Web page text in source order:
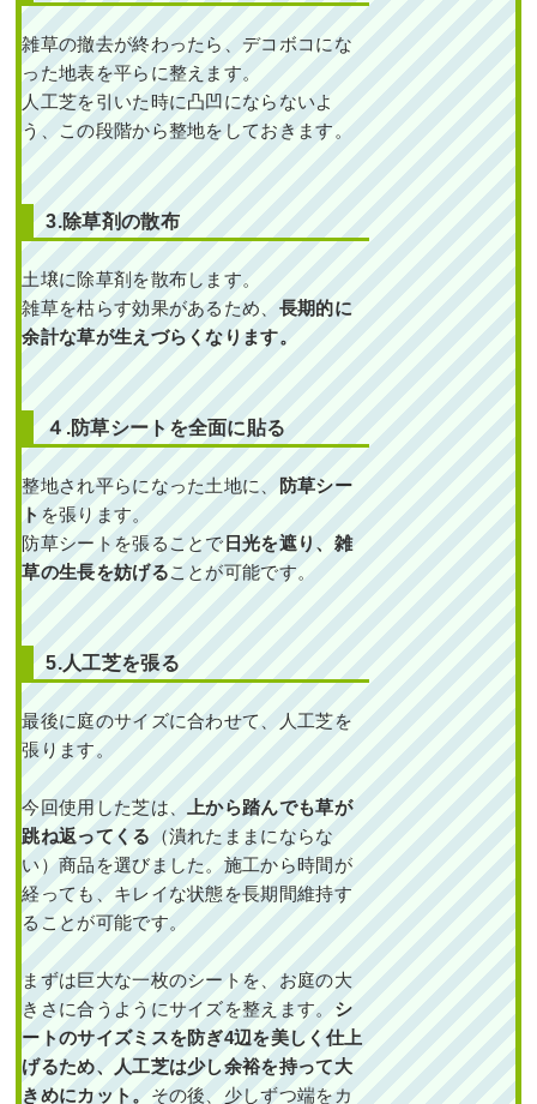
しまった ...
続きを読む
2025年4月18日/大阪府 ,伐採, 剪定,
カイヅカイブキ,常緑樹ア行,常緑樹
しまう日当たりが悪いポ
ストの下にシャガ・フイ
などを1人1時間で植栽し
た事例｜大阪市城東区I様
作業前 作業後 何度植え替えても
枯れてし ...
2024年11月29日/大阪市城東区,植
樹ア行,常緑樹カ行,常緑樹サ行,常
緑樹ハ行
え替え, 植栽
新築の玄関アプローチに
常緑ヤマボウシ・シマト
ネリコ・オリーブ・レッ
ドスターを2人3時間で植
栽した事例｜大阪市淀川
区Y様
雑草の撤去が終わったら、デコボコにな
った地表を平らに整えます。
人工芝を引いた時に凸凹にならないよ
う、この段階から整地をしておきます。
3.除草剤の散布
土壌に除草剤を散布します。
雑草を枯らす効果があるため、 長期的に
余計な草が生えづらくなります。
４.防草シートを全面に貼る
整地され平らになった土地に、
防草シー
ト を張ります。
防草シートを張ることで 日光を遮り、雑
草の生長を妨げることが可能です。
5.人工芝を張る
最後に庭のサイズに合わせて、人工芝を
張ります。
今回使用した芝は、
上から踏んでも草が
跳ね返ってくる （潰れたままにならな
い）商品を選びました。施工から時間が
経っても、キレイな状態を長期間維持す
ることが可能です。
まずは巨大な一枚のシートを、お庭の大
きさに合うようにサイズを整えます。 シ
ートのサイズミスを防ぎ4辺を美しく仕上
げるため、人工芝は少し余裕を持って大
きめにカット。 その後、少しずつ端をカ